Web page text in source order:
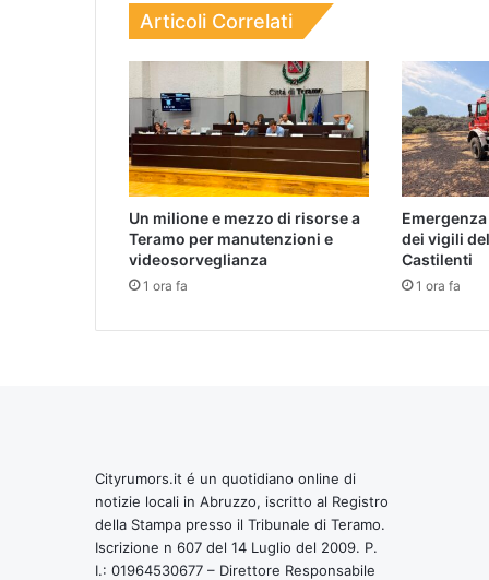
Articoli Correlati
Un milione e mezzo di risorse a
Teramo per manutenzioni e
videosorveglianza
1 ora fa
dei vigili
Castilenti
1 ora fa
Cityrumors.it é un quotidiano online di
notizie locali in Abruzzo, iscritto al Registro
della Stampa presso il Tribunale di Teramo.
Iscrizione n 607 del 14 Luglio del 2009. P.
I.: 01964530677 – Direttore Responsabile